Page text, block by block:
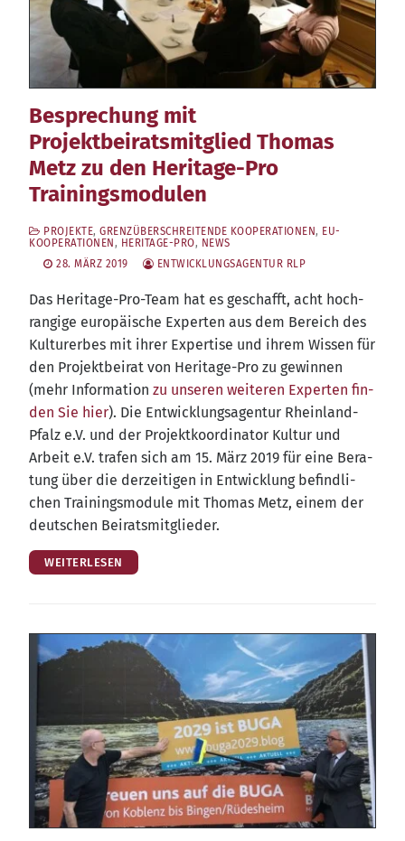
Besprechung mit
Projektbeiratsmitglied Thomas
Metz zu den Heritage-Pro
Trainingsmodulen
PROJEKTE, GRENZÜBERSCHREITENDE KOOPERATIONEN, EU-
KOOPERATIONEN, HERITAGE-PRO, NEWS
28. MÄRZ 2019
ENTWICKLUNGSAGENTUR RLP
Das Heri­ta­ge-Pro-Team hat es geschafft, acht hoch­
ran­gi­ge euro­päi­sche Exper­ten aus dem Bereich des
Kul­tur­er­bes mit ihrer Exper­ti­se und ihrem Wis­sen für
den Pro­jekt­bei­rat von Heri­ta­ge-Pro zu gewin­nen
(mehr Infor­ma­ti­on zu unse­ren wei­te­ren Exper­ten fin­
den Sie hier). Die Ent­wick­lungs­agen­tur Rhein­land-
Pfalz e.V. und der Pro­jekt­ko­or­di­na­tor Kul­tur und
Arbeit e.V. tra­fen sich am 15. März 2019 für eine Bera­
tung über die der­zei­ti­gen in Ent­wick­lung befind­li­
chen Trai­nings­mo­du­le mit Tho­mas Metz, einem der
deut­schen Beiratsmitglieder.
WEITERLESEN